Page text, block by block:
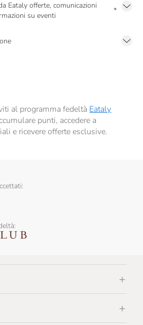
Eataly offerte, comunicazioni
su eventi
*
personalizzate, in caso di consenso prestato ai
al programma fedeltà Eataly
punti, accedere a
e ricevere offerte esclusive.